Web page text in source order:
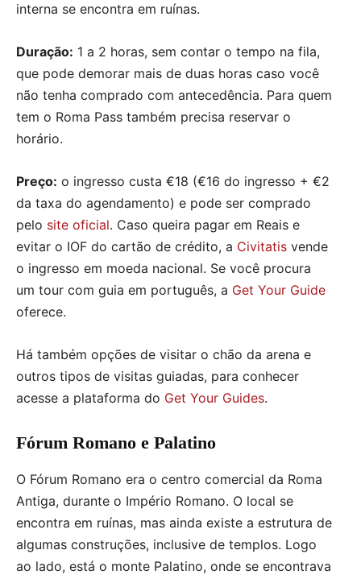
interna se encontra em ruínas.
Duração: 1 a 2 horas, sem contar o tempo na fila,
que pode demorar mais de duas horas caso você
não tenha comprado com antecedência. Para quem
tem o Roma Pass também precisa reservar o
horário.
Preço: o ingresso custa €18 (€16 do ingresso + €2
da taxa do agendamento) e pode ser comprado
pelo site oficial. Caso queira pagar em Reais e
evitar o IOF do cartão de crédito, a Civitatis vende
o ingresso em moeda nacional. Se você procura
um tour com guia em português, a Get Your Guide
oferece.
Há também opções de visitar o chão da arena e
outros tipos de visitas guiadas, para conhecer
acesse a plataforma do Get Your Guides.
Fórum Romano e Palatino
O Fórum Romano era o centro comercial da Roma
Antiga, durante o Império Romano. O local se
encontra em ruínas, mas ainda existe a estrutura de
algumas construções, inclusive de templos. Logo
ao lado, está o monte Palatino, onde se encontrava